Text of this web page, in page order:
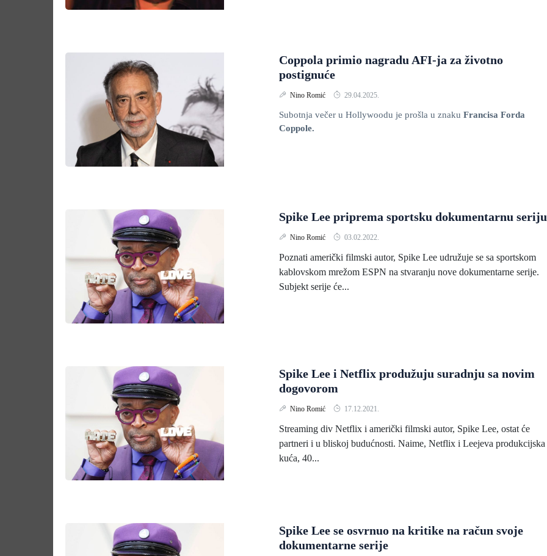
Coppola primio nagradu AFI-ja za životno
postignuće
Nino Romić 29.04.2025.
Subotnja večer u Hollywoodu je prošla u znaku Francisa Forda
Coppole.
Spike Lee priprema sportsku dokumentarnu seriju
Nino Romić 03.02.2022.
Poznati američki filmski autor, Spike Lee udružuje se sa sportskom
kablovskom mrežom ESPN na stvaranju nove dokumentarne serije.
Subjekt serije će...
Spike Lee i Netflix produžuju suradnju sa novim
dogovorom
Nino Romić 17.12.2021.
Streaming div Netflix i američki filmski autor, Spike Lee, ostat će
partneri i u bliskoj budućnosti. Naime, Netflix i Leejeva produkcijska
kuća, 40...
Spike Lee se osvrnuo na kritike na račun svoje
dokumentarne serije